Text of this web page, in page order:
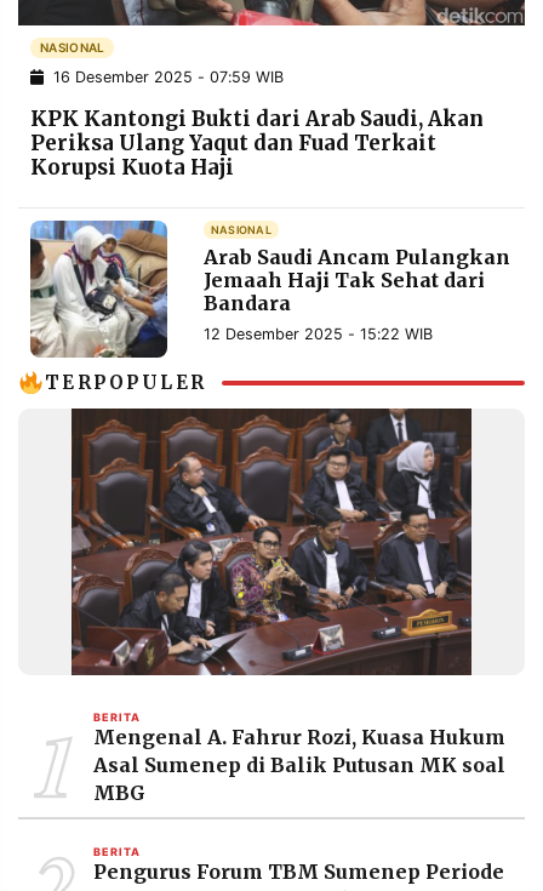
NASIONAL
16 Desember 2025 - 07:59 WIB
KPK Kantongi Bukti dari Arab Saudi, Akan
Periksa Ulang Yaqut dan Fuad Terkait
Korupsi Kuota Haji
NASIONAL
Arab Saudi Ancam Pulangkan
Jemaah Haji Tak Sehat dari
Bandara
12 Desember 2025 - 15:22 WIB
TERPOPULER
1 BERITA
Mengenal A. Fahrur Rozi, Kuasa Hukum
Asal Sumenep di Balik Putusan MK soal
MBG
BERITA
Pengurus Forum TBM Sumenep Periode